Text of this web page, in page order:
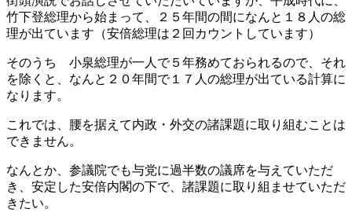
竹下登総理から始まって、２５年間の間になんと１８人の総
理が出ています（安倍総理は２回カウントしています）
そのうち 小泉総理が一人で５年務めておられるので、それ
を除くと、なんと２０年間で１７人の総理が出ている計算に
なります。
これでは、腰を据えて内政・外交の諸課題に取り組むことは
できません。
なんとか、参議院でも与党に過半数の議席を与えていただ
き、安定した安倍内閣の下で、諸課題に取り組ませていただ
きたい。